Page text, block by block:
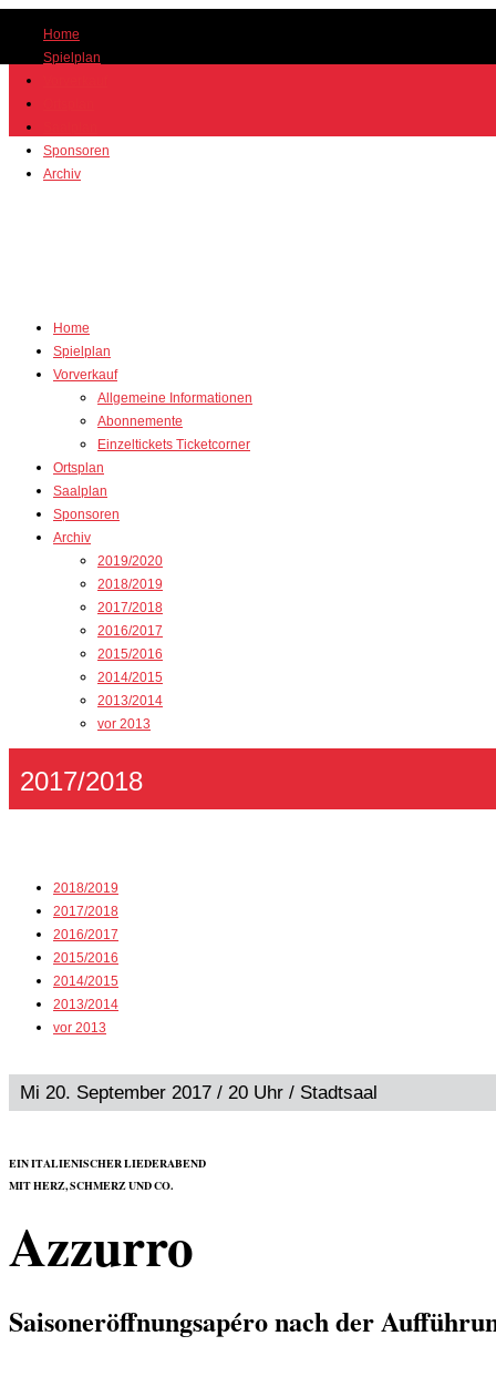
Home
Spielplan
Sponsoren
Archiv
Home
Spielplan
Vorverkauf
Allgemeine Informationen
Abonnemente
Einzeltickets Ticketcorner
Ortsplan
Saalplan
Sponsoren
Archiv
2019/2020
2018/2019
2017/2018
2016/2017
2015/2016
2014/2015
2013/2014
vor 2013
2017/2018
2018/2019
2017/2018
2016/2017
2015/2016
2014/2015
2013/2014
vor 2013
Mi 20. September 2017 / 20 Uhr / Stadtsaal
EIN ITALIENISCHER LIEDERABEND
MIT HERZ, SCHMERZ UND CO.
Azzurro
Saisoneröffnungsapéro nach der